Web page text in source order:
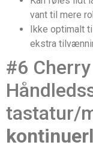
vant til mere
Ikke optimalt
ekstra
#6 Cherry
tastatur/